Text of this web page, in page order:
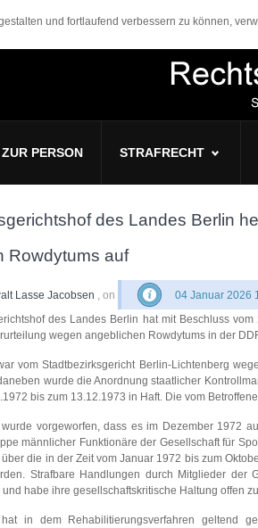
und fortlaufend verbessern zu können,
ZUR PERSON STRAFRECHT
des Landes Berlin
Rowdytums auf
Lasse Jacobsen , on
04 Januar 2026
des Landes Berlin hat mit Beschluss
wegen angeblichen Rowdytums in der
vom Stadtbezirksgericht Berlin-Lichtenberg
wurde die Anordnung staatlicher
bis zum 13.12.1973 in Haft. Die vom
wurde vorgeworfen, dass es im Dezember 1972
männlicher Funktionäre der Gesellschaft für
die in der Zeit vom Januar 1972 bis zum
Strafbare Handlungen durch Mitglieder der
habe ihre gesellschaftskritische Haltung offen
hat in dem Rehabilitierungsverfahren geltend